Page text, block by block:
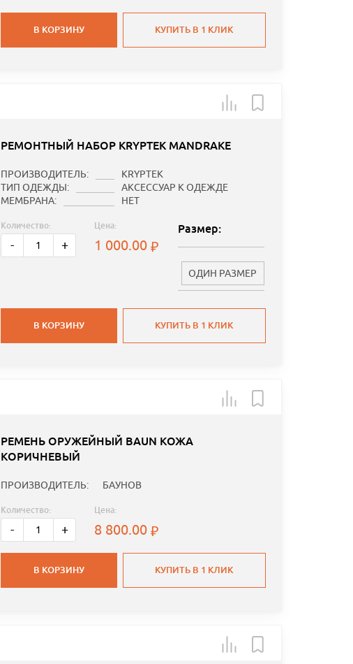
В КОРЗИНУ КУПИТЬ В 1 КЛИК
РЕМОНТНЫЙ НАБОР KRYPTEK MANDRAKE
ПРОИЗВОДИТЕЛЬ:
KRYPTEK
ТИП ОДЕЖДЫ:
АКСЕССУАР К ОДЕЖДЕ
МЕМБРАНА:
НЕТ
Количество:
- +
Цена:
1 000.00
Размер:
ОДИН РАЗМЕР
В КОРЗИНУ КУПИТЬ В 1 КЛИК
РЕМЕНЬ ОРУЖЕЙНЫЙ BAUN КОЖА
КОРИЧНЕВЫЙ
ПРОИЗВОДИТЕЛЬ: БАУНОВ
Количество:
- +
Цена:
8 800.00
В КОРЗИНУ КУПИТЬ В 1 КЛИК